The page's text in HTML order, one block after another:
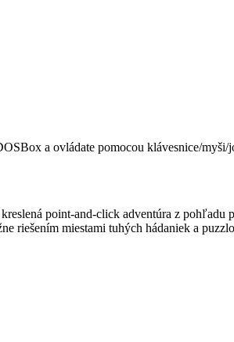
a ovládate pomocou klávesnice/
point-and-click adventúra z
riešením miestami tuhých hádaniek a